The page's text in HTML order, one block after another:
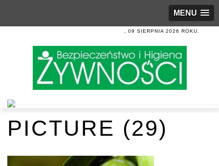
MENU
, 09 SIERPNIA 2026 ROKU.
PICTURE (29)